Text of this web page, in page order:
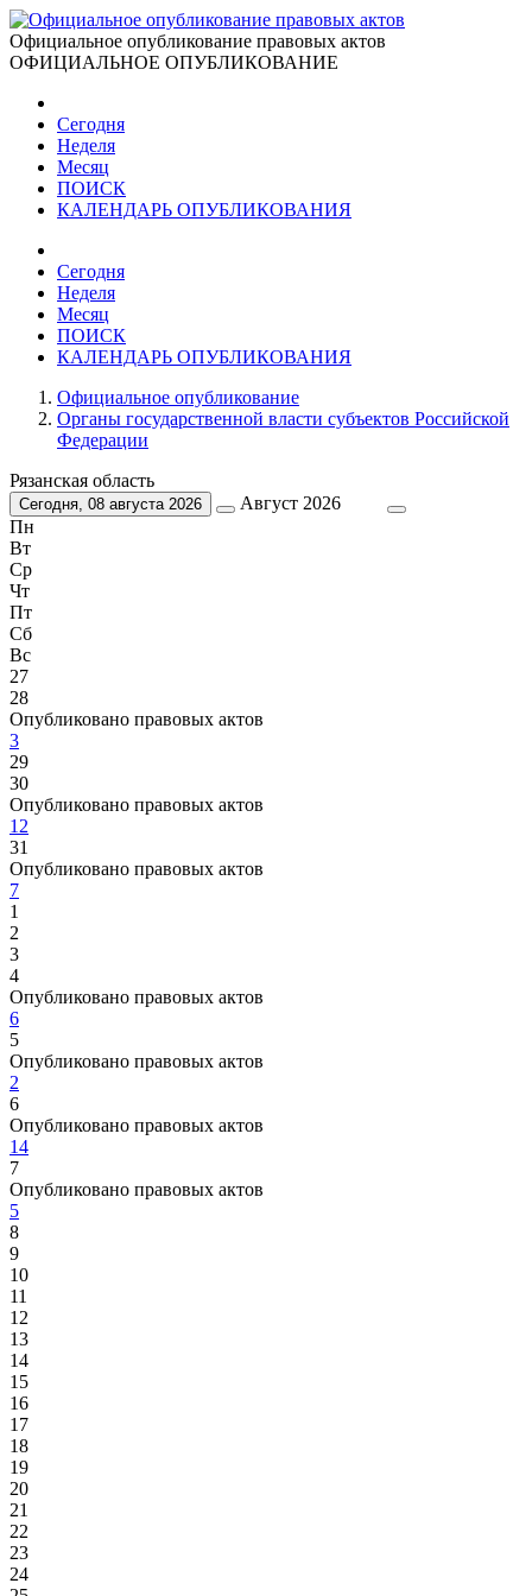
Официальное опубликование правовых актов
ОФИЦИАЛЬНОЕ ОПУБЛИКОВАНИЕ
Сегодня
Неделя
Месяц
ПОИСК
КАЛЕНДАРЬ ОПУБЛИКОВАНИЯ
Сегодня
Неделя
Месяц
ПОИСК
КАЛЕНДАРЬ ОПУБЛИКОВАНИЯ
Официальное опубликование
Органы государственной власти субъектов Российской
Федерации
Рязанская область
Сегодня, 08 августа 2026
Август 2026
Пн
Вт
Ср
Чт
Пт
Сб
Вс
27
28
Опубликовано правовых актов
3
29
30
Опубликовано правовых актов
12
31
Опубликовано правовых актов
7
1
2
3
4
Опубликовано правовых актов
6
5
Опубликовано правовых актов
2
6
Опубликовано правовых актов
14
7
Опубликовано правовых актов
5
8
9
10
11
12
13
14
15
16
17
18
19
20
21
22
23
24